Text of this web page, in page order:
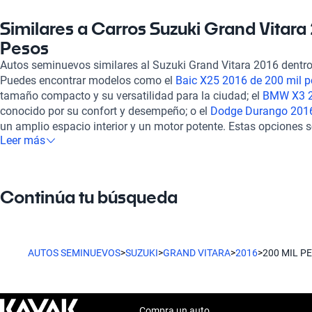
de manejo placentera. En términos de seguridad, el Grand
incluye seis airbags, lo que lo convierte en una opción segura
Kavak, todos nuestros vehículos, incluido el Suzuki Grand
meticulosamente en más de 240 puntos críticos para
óptimas condiciones tanto mecánicas como estéticas.
financiamiento flexibles y la posibilidad de adquirir una
tus necesidades específicas. La experiencia de compra es
sólido soporte postventa, garantizando que tu experiencia sea
considerando otras alternativas, no dejes de explorar el
en Kavak.
Similares a Carros Suzuki Grand Vitara
Pesos
Autos seminuevos similares al Suzuki Grand Vitara 2016
Puedes encontrar modelos como el Baic X25 2016 de 200 mil
tamaño compacto y su versatilidad para la ciudad; el BMW X3
conocido por su confort y desempeño; o el Dodge Durango
un amplio espacio interior y un motor potente. Estas opciones
Grand Vitara 2016, brindándote una variedad de alternativas
Leer más
Continúa tu búsqueda
AUTOS SEMINUEVOS>SUZUKI>GRAND VITARA>2016>200 MIL